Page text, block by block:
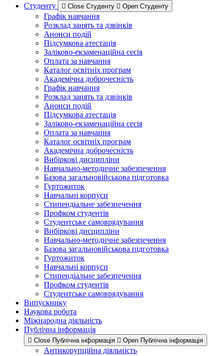
Студенту
Close Студенту Open Студенту
Графік навчання
Розклад занять та дзвінків
Анонси подій
Підсумкова атестація
Заліково-екзаменаційна сесія
Оплата за навчання
Каталог освітніх програм
Академічна доброчесність
Графік навчання
Розклад занять та дзвінків
Анонси подій
Підсумкова атестація
Заліково-екзаменаційна сесія
Оплата за навчання
Каталог освітніх програм
Академічна доброчесність
Вибіркові дисципліни
Навчально-методичне забезпечення
Базова загальновійськова підготовка
Гуртожиток
Навчальні корпуси
Стипендіальне забезпечення
Профком студентів
Студентське самоврядування
Вибіркові дисципліни
Навчально-методичне забезпечення
Базова загальновійськова підготовка
Гуртожиток
Навчальні корпуси
Стипендіальне забезпечення
Профком студентів
Студентське самоврядування
Випускнику
Наукова робота
Міжнародна діяльність
Публічна інформація
Close Публічна інформація Open Публічна інформація
Антикорупційна діяльність